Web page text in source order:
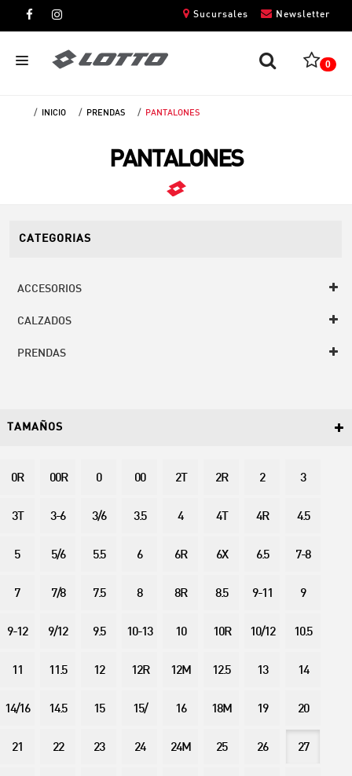
Newsletter
Sucursales
0
INICIO PRENDAS PANTALONES
PANTALONES
CATEGORIAS
ACCESORIOS
CALZADOS
PRENDAS
TAMAÑOS
0R 00R 0 00 2T 2R 2 3
3T 3-6 3/6 3.5 4 4T 4R 4.5
5 5/6 5.5 6 6R 6X 6.5 7-8
7 7/8 7.5 8 8R 8.5 9-11 9
9-12 9/12 9.5 10-13 10 10R 10/12 10.5
11 11.5 12 12R 12M 12.5 13 14
14/16 14.5 15 15/ 16 18M 19 20
21 22 23 24 24M 25 26 27